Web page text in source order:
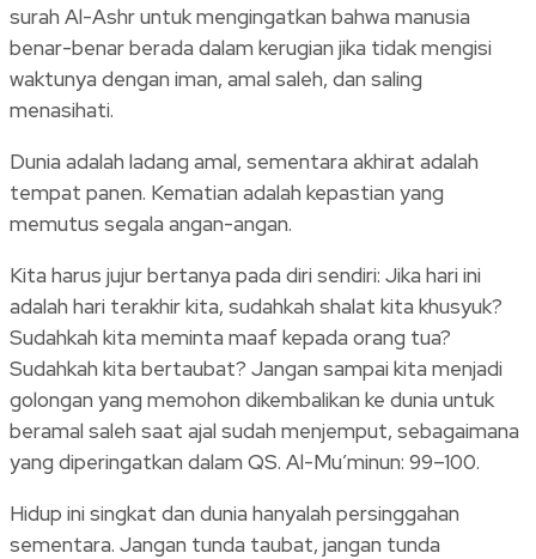
surah Al-Ashr untuk mengingatkan bahwa manusia
benar-benar berada dalam kerugian jika tidak mengisi
waktunya dengan iman, amal saleh, dan saling
menasihati.
Dunia adalah ladang amal, sementara akhirat adalah
tempat panen. Kematian adalah kepastian yang
memutus segala angan-angan.
Kita harus jujur bertanya pada diri sendiri: Jika hari ini
adalah hari terakhir kita, sudahkah shalat kita khusyuk?
Sudahkah kita meminta maaf kepada orang tua?
Sudahkah kita bertaubat? Jangan sampai kita menjadi
golongan yang memohon dikembalikan ke dunia untuk
beramal saleh saat ajal sudah menjemput, sebagaimana
yang diperingatkan dalam QS. Al-Mu’minun: 99–100.
Hidup ini singkat dan dunia hanyalah persinggahan
sementara. Jangan tunda taubat, jangan tunda